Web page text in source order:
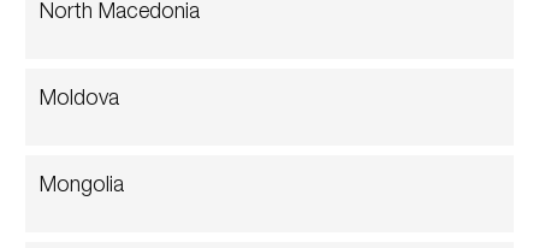
North Macedonia
Moldova
Mongolia